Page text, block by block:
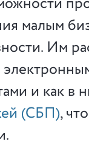
малым
Им
и как в
(СБП),